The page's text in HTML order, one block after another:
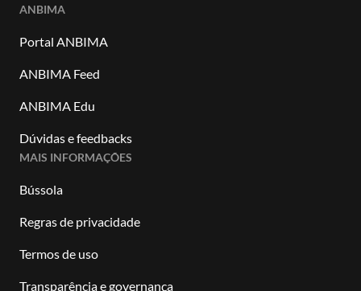
ANBIMA
Portal ANBIMA
ANBIMA Feed
ANBIMA Edu
Dúvidas e feedbacks
MAIS INFORMAÇÕES
Bússola
Regras de privacidade
Termos de uso
Transparência e governança